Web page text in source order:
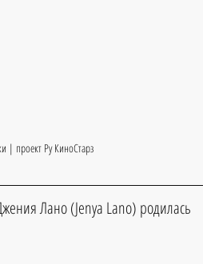
| проект Ру КиноСтарз
Лано (Jenya Lano) родилась